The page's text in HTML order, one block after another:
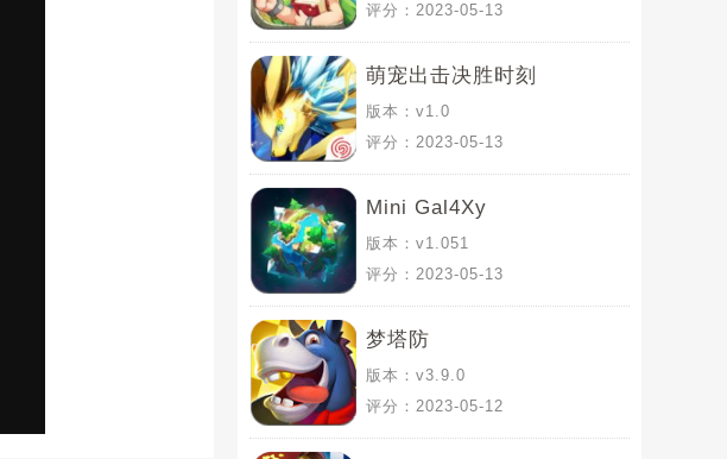
评分：2023-05-13
萌宠出击决胜时刻
版本：v1.0
评分：2023-05-13
Mini Gal4Xy
版本：v1.051
评分：2023-05-13
梦塔防
版本：v3.9.0
评分：2023-05-12